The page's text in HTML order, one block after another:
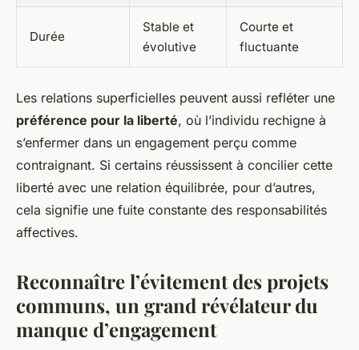
Durée
Stable et
évolutive
Courte et
fluctuante
Les relations superficielles peuvent aussi refléter une
préférence pour la liberté, où l’individu rechigne à
s’enfermer dans un engagement perçu comme
contraignant. Si certains réussissent à concilier cette
liberté avec une relation équilibrée, pour d’autres,
cela signifie une fuite constante des responsabilités
affectives.
Reconnaître l’évitement des projets
communs, un grand révélateur du
manque d’engagement